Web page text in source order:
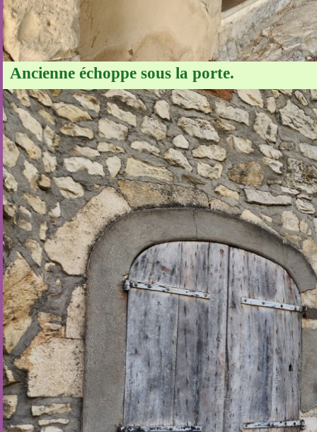
Ancienne échoppe sous la porte.